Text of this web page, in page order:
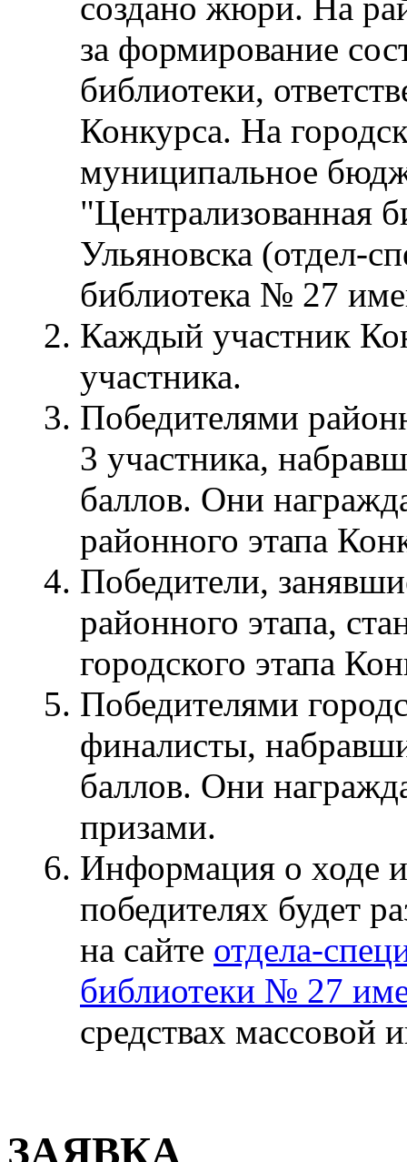
создано жюри. На
за формирование
библиотеки,
Конкурса. На
муниципальное
"Централизованная
Ульяновска (отдел-
библиотека № 27
Каждый участник
участника.
Победителями
3 участника,
баллов. Они
районного этапа
Победители,
районного этапа,
городского этапа
Победителями
финалисты,
баллов. Они
призами.
Информация о ходе
победителях будет
на сайте отдела-
библиотеки № 27
средствах массовой
ЗАЯВКА